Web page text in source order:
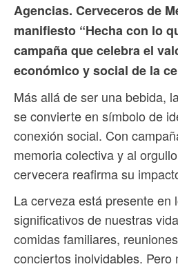
Agencias. Cerveceros de
manifiesto “Hecha con lo
campaña que celebra el
económico y social de la
Más allá de ser una bebida,
se convierte en símbolo de
conexión social. Con
memoria colectiva y al
cervecera reafirma su
La cerveza está presente en
significativos de nuestras
comidas familiares,
conciertos inolvidables. Pero